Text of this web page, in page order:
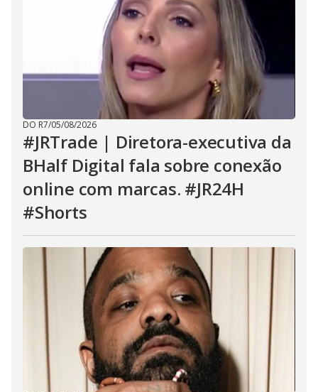
DO R7/05/08/2026
#JRTrade | Diretora-executiva da
BHalf Digital fala sobre conexão
online com marcas. #JR24H
#Shorts